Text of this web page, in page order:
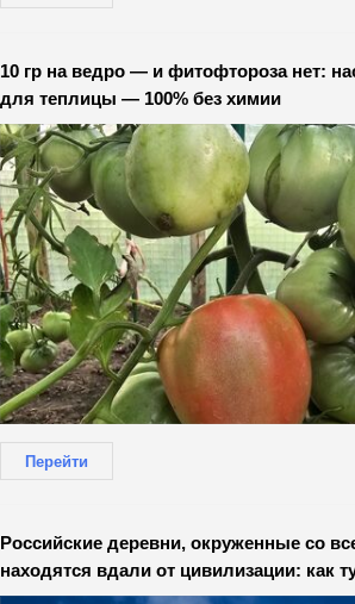
10 гр на ведро — и фитофтороза нет:
для теплицы — 100% без химии
Перейти
Российские деревни, окруженные со
находятся вдали от цивилизации: как